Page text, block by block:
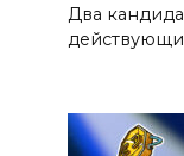
Два